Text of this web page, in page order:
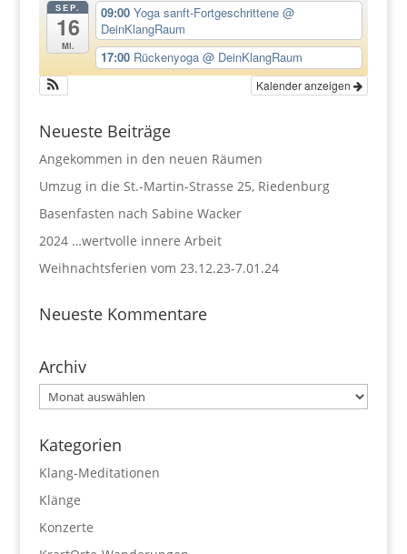
SEP.
16
Mi.
09:00Yoga sanft-Fortgeschrittene@
DeinKlangRaum
17:00 Rückenyoga@ DeinKlangRaum
Kalender anzeigen
Neueste Beiträge
Angekommen in den neuen Räumen
Umzug in die St.-Martin-Strasse 25, Riedenburg
Basenfasten nach Sabine Wacker
2024 …wertvolle innere Arbeit
Weihnachtsferien vom 23.12.23-7.01.24
Neueste Kommentare
Archiv
Archiv
Kategorien
Klang-Meditationen
Klänge
Konzerte